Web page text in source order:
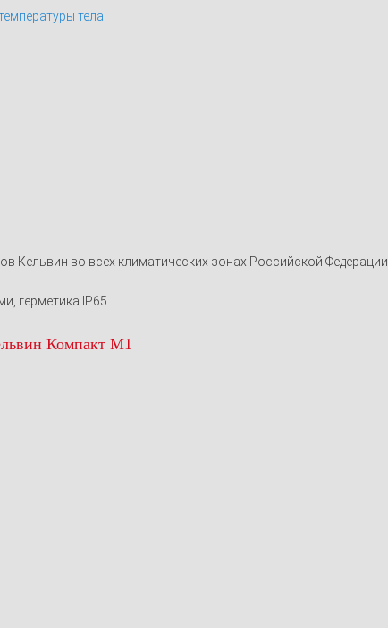
тела
Кельвин во всех климатических зонах Российской Федерации
герметика IP65
Компакт М1